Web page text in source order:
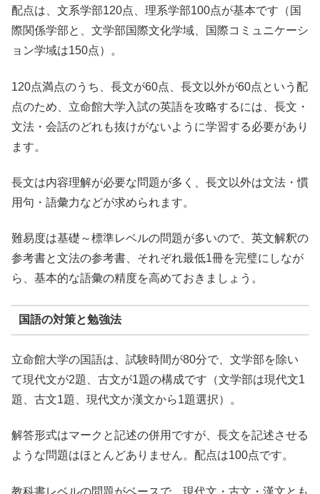
配点は、文系学部120点、理系学部100点が基本です（国
際関係学部と、文学部国際文化学域、国際コミュニケーシ
ョン学域は150点）。
120点満点のうち、長文が60点、長文以外が60点という配
点のため、立命館大学入試の英語を攻略するには、長文・
文法・会話のどれも抜けがないように学習する必要があり
ます。
長文は内容理解が必要な問題が多く、長文以外は文法・慣
用句・語彙力などが求められます。
難易度は基礎～標準レベルの問題が多いので、英文解釈の
参考書と文法の参考書、それぞれ最低1冊を完璧にしなが
ら、基本的な語彙の精度を高めておきましょう。
国語の対策と勉強法
立命館大学の国語は、試験時間が80分で、文学部を除い
て現代文が2題、古文が1題の構成です（文学部は現代文1
題、古文1題、現代文か漢文から1題選択）。
解答形式はマークと記述の併用ですが、長文を記述させる
ような問題はほとんどありません。配点は100点です。
教科書レベルの問題がベースで、現代文・古文・漢文とも